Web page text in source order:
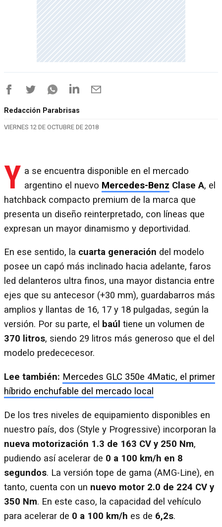
Redacción Parabrisas
VIERNES 12 DE OCTUBRE DE 2018
Y a se encuentra disponible en el mercado
argentino el nuevo Mercedes-Benz Clase A, el
hatchback compacto premium de la marca que
presenta un diseño reinterpretado, con líneas que
expresan un mayor dinamismo y deportividad.
En ese sentido, la cuarta generación del modelo
posee un capó más inclinado hacia adelante, faros
led delanteros ultra finos, una mayor distancia entre
ejes que su antecesor (+30 mm), guardabarros más
amplios y llantas de 16, 17 y 18 pulgadas, según la
versión. Por su parte, el baúl tiene un volumen de
370 litros, siendo 29 litros más generoso que el del
modelo predececesor.
Lee también: Mercedes GLC 350e 4Matic, el primer
híbrido enchufable del mercado local
De los tres niveles de equipamiento disponibles en
nuestro país, dos (Style y Progressive) incorporan la
nueva motorización 1.3 de 163 CV y 250 Nm,
pudiendo así acelerar de 0 a 100 km/h en 8
segundos. La versión tope de gama (AMG-Line), en
tanto, cuenta con un nuevo motor 2.0 de 224 CV y
350 Nm. En este caso, la capacidad del vehículo
para acelerar de 0 a 100 km/h es de 6,2s.